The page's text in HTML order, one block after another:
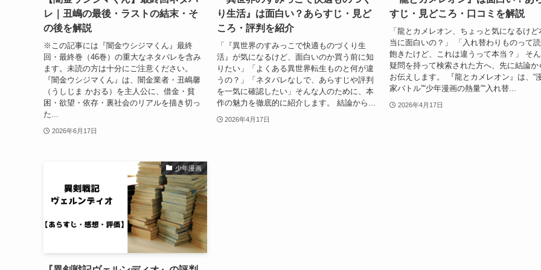
レ｜丑嶋の最後・ラストの結末・そ
の後を解説
※この記事には『闇金ウシジマくん』最終
回・最終巻（46巻）の重大なネタバレを含み
ます。未読の方は十分にご注意ください。
『闇金ウシジマくん』は、闇金業者・丑嶋馨
（うしじま かおる）を主人公に、借金・貧
困・欲望・依存・裏社会のリアルを描き切っ
た...
2026年6月17日
り生活』は面白い？あらすじ・見ど
ころ・評判を紹介
「『異世界のすみっこで快適ものづくり生
活』が気になるけど、面白いのか買う前に知
りたい」「よくある異世界転生ものと何が違
うの？」「ネタバレなしで、あらすじや評判
を一気に確認したい」そんな人のために、本
作の魅力を徹底的に紹介します。 結論から...
2026年4月17日
すじ・見どころ・口コミを解説
「龍とカメレオン、ちょっと気になるけど
当に面白いの？」 「入れ替わりものって
飽きたけど、これは違うって本当？」 そ
疑問を持って検索された方へ、先に結論か
お伝えします。 『龍とカメレオン』は、“
家バトル”“少年漫画の熱量”“入れ替...
2026年4月17日
少年漫画